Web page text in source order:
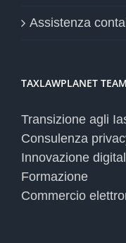
Assistenza
TAXLAWPLANET TEAM
Transizione agli
Consulenza
Innovazione
Formazione
Commercio